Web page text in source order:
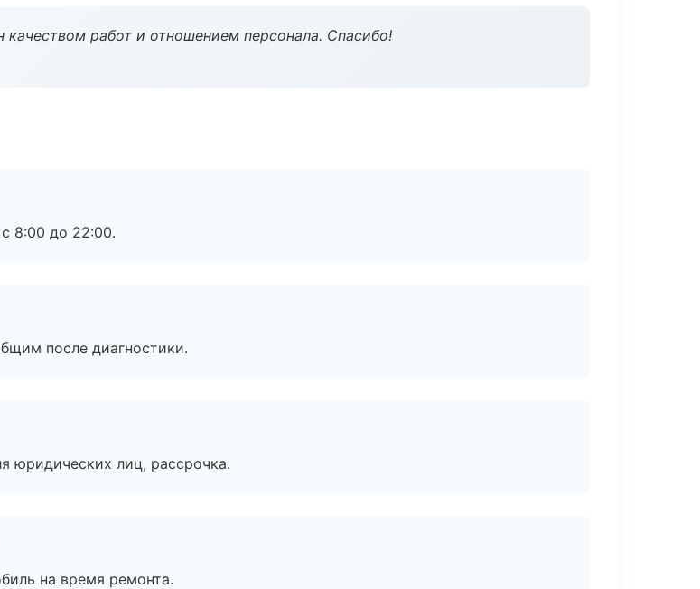
работ и отношением персонала. Спасибо!
8:00 до 22:00.
после диагностики.
юридических лиц, рассрочка.
на время ремонта.